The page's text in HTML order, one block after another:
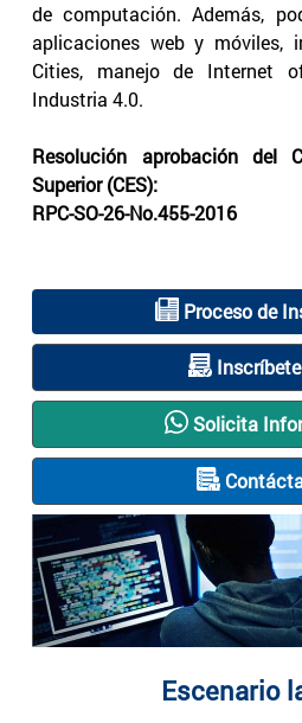
de computación. Además,
aplicaciones web y móviles,
Cities, manejo de Internet
Industria 4.0.
Resolución aprobación del
Superior (CES):
RPC-SO-26-No.455-2016
Proceso de
Solicita
Escenario